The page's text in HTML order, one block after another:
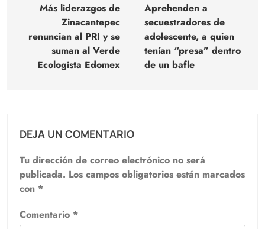
entradas
Más liderazgos de
Zinacantepec
renuncian al PRI y se
suman al Verde
Ecologista Edomex
Aprehenden a
secuestradores de
adolescente, a quien
tenían “presa” dentro
de un bafle
DEJA UN COMENTARIO
Tu dirección de correo electrónico no será
publicada. Los campos obligatorios están marcados
con *
Comentario *